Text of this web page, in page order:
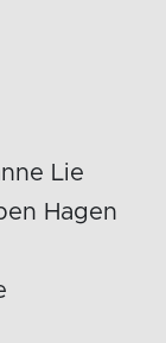
Lie
Hagen